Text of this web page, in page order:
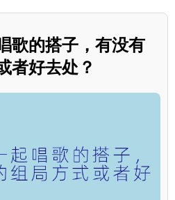
歌的搭子，有没有
者好去处？